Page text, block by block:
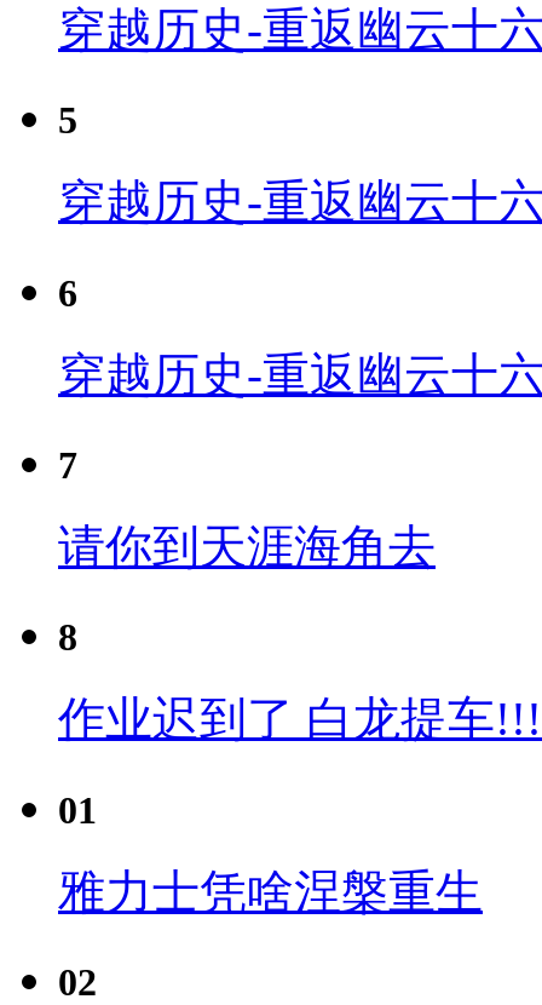
穿越历史-重返幽云十
5
穿越历史-重返幽云十
6
穿越历史-重返幽云十
7
请你到天涯海角去
8
作业迟到了 白龙提车
01
雅力士凭啥涅槃重生
02